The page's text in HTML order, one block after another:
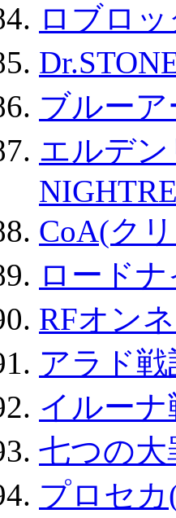
ロブロ
ブルー
エルデ
CoA(ク
ロード
RFオン
アラド
イルー
七つの
プロセ